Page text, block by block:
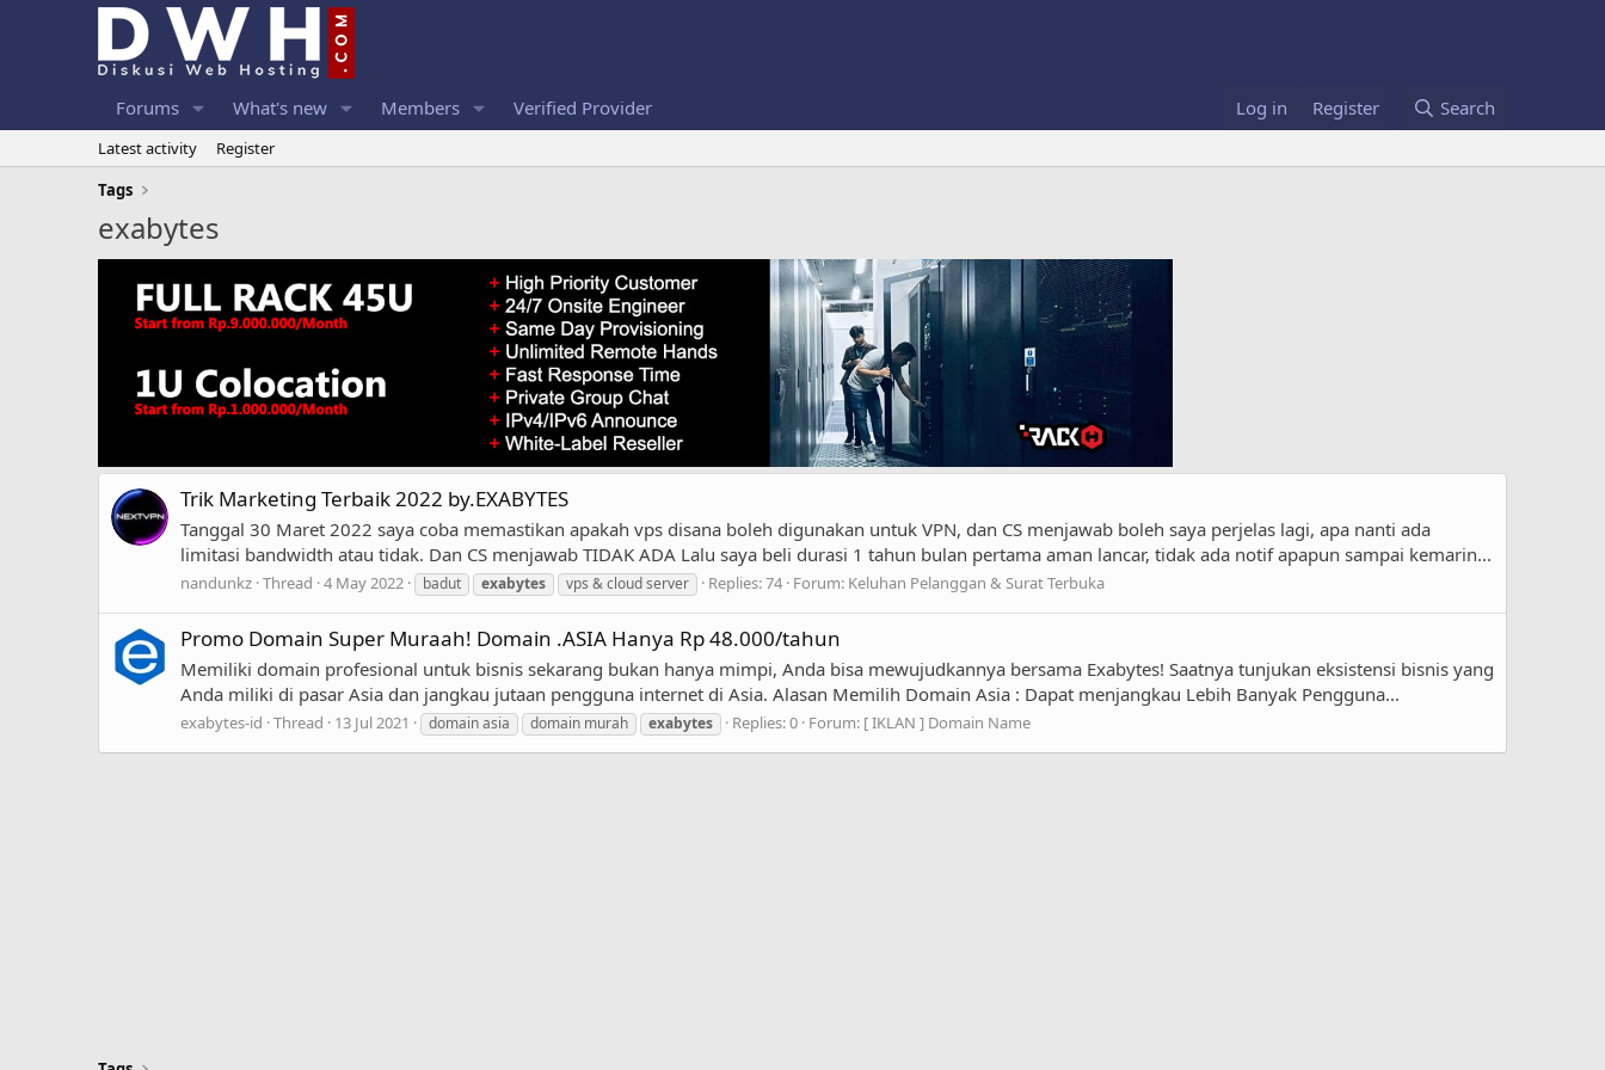
Forums What's new Members Verified Provider Log in Register Search
Latest activity
Register
Tags
exabytes
Trik Marketing Terbaik 2022 by.EXABYTES
Tanggal 30 Maret 2022 saya coba memastikan apakah vps disana boleh digunakan untuk VPN, dan CS menjawab boleh saya perjelas lagi, apa nanti ada
limitasi bandwidth atau tidak. Dan CS menjawab TIDAK ADA Lalu saya beli durasi 1 tahun bulan pertama aman lancar, tidak ada notif apapun sampai kemarin...
nandunkz Thread 4 May 2022 badut exabytes vps & cloud server Replies: 74 Forum: Keluhan Pelanggan & Surat Terbuka
Promo Domain Super Muraah! Domain .ASIA Hanya Rp 48.000/tahun
Memiliki domain profesional untuk bisnis sekarang bukan hanya mimpi, Anda bisa mewujudkannya bersama Exabytes! Saatnya tunjukan eksistensi bisnis yang
Anda miliki di pasar Asia dan jangkau jutaan pengguna internet di Asia. Alasan Memilih Domain Asia : Dapat menjangkau Lebih Banyak Pengguna...
exabytes-id Thread 13 Jul 2021 domain asia domain murah exabytes Replies: 0 Forum: [ IKLAN ] Domain Name